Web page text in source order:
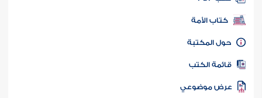
كتب PDF
كتاب الأمة
المكتبة
الكتب